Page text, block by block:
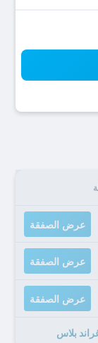
عرض الصفقة
عرض الصفقة
عرض الصفقة